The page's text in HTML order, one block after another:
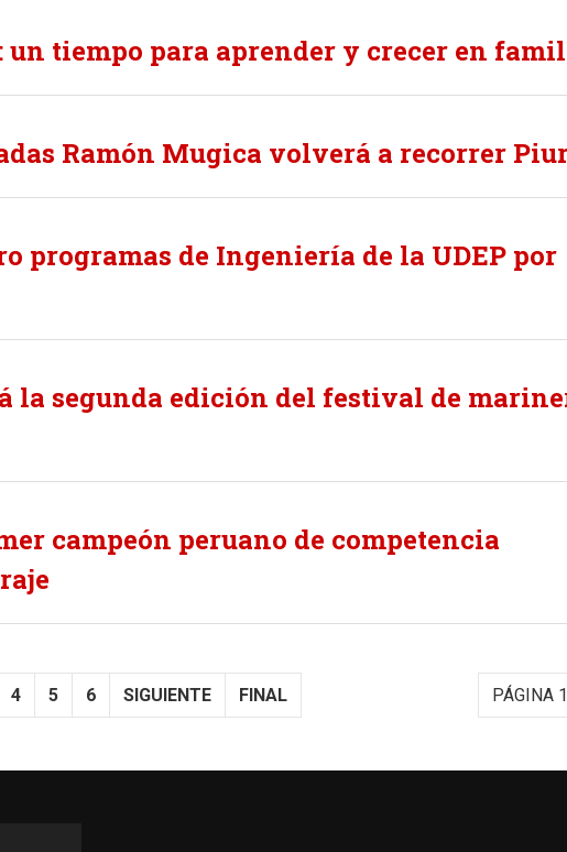
un tiempo para aprender y crecer en
Ramón Mugica volverá a recorrer
programas de Ingeniería de la UDEP por
la segunda edición del festival de
campeón peruano de competencia
PÁGINA
4 5 6 SIGUIENTE FINAL